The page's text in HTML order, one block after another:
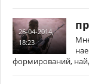
26-04-2014,
18:23
формирований,